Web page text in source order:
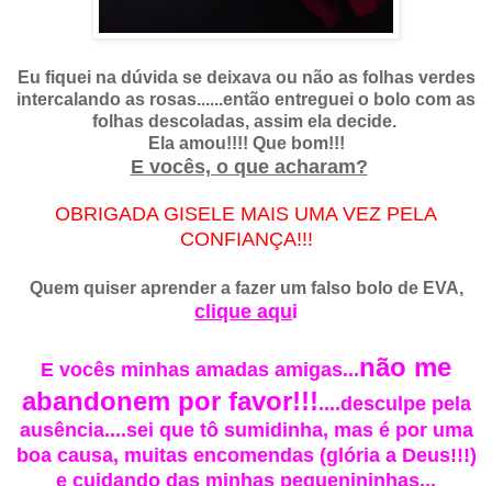
Eu fiquei na dúvida se deixava ou não as folhas verdes
intercalando as rosas......então entreguei o bolo com as
folhas descoladas, assim ela decide.
Ela amou!!!! Que bom!!!
E vocês, o que acharam?
OBRIGADA GISELE MAIS UMA VEZ PELA
CONFIANÇA!!!
Quem quiser aprender a fazer um falso bolo de EVA,
clique aqui
E vocês minhas amadas amigas...não me
abandonem por favor!!!....desculpe pela
ausência....sei que tô sumidinha, mas é por uma
boa causa, muitas encomendas (glória a Deus!!!)
e cuidando das minhas pequenininhas...